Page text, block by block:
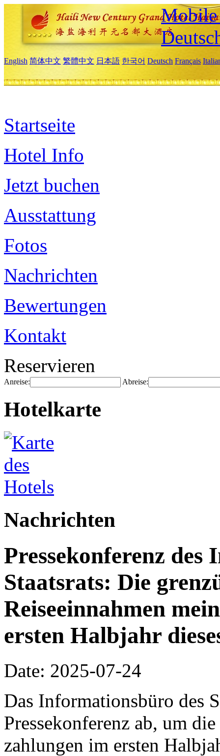
Mobile
English 简体中文 繁體中文 日本語 한국어 Deutsch Français
Startseite
Hotel Info
Jetzt buchen
Ausstattung
Fotos
Nachrichten
Bewertungen
Kontakt
Reservieren
Anreise: Abreise:
Hotelkarte
Nachrichten
Pressekonferenz des
Staatsrats: Die
Reiseeinnahmen
ersten Halbjahr
Date: 2025-07-24
Das Informationsbüro des
Pressekonferenz ab, um
zahlungen im ersten